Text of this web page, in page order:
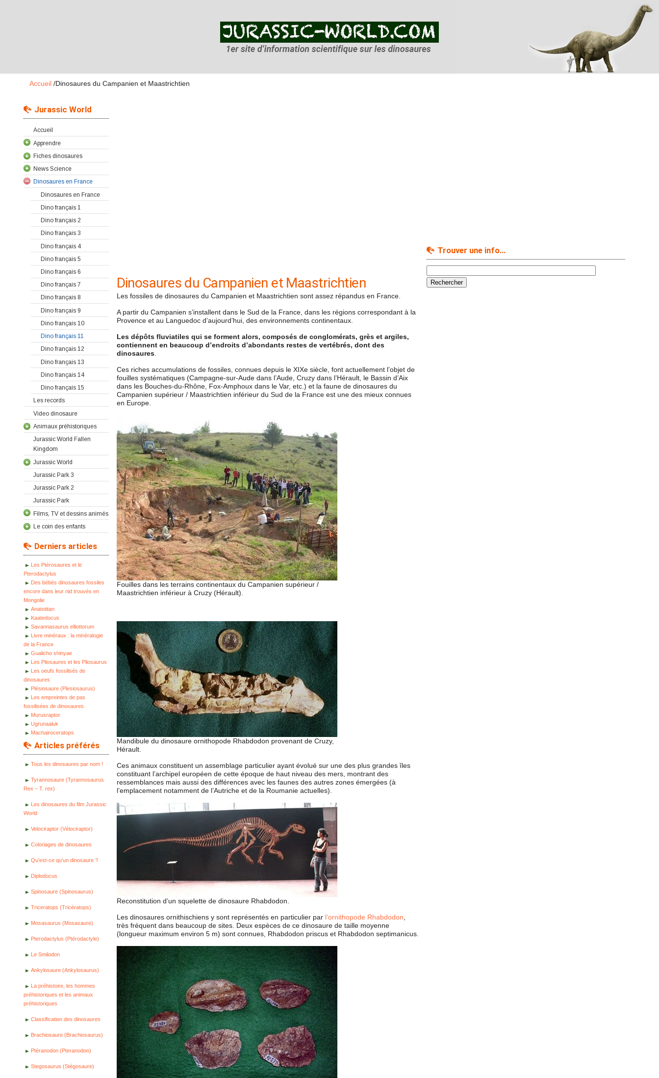
Accueil /Dinosaures du Campanien et Maastrichtien
Jurassic World
Accueil
Apprendre
Fiches dinosaures
News Science
Dinosaures en France
Dinosaures en France
Dino français 1
Dino français 2
Dino français 3
Dino français 4
Dino français 5
Dino français 6
Dino français 7
Dino français 8
Dino français 9
Dino français 10
Dino français 11
Dino français 12
Dino français 13
Dino français 14
Dino français 15
Les records
Video dinosaure
Animaux préhistoriques
Jurassic World Fallen
Kingdom
Jurassic World
Jurassic Park 3
Jurassic Park 2
Jurassic Park
Films, TV et dessins animés
Le coin des enfants
Derniers articles
Les Ptérosaures et le
Pterodactylus
Des bébés dinosaures fossiles
encore dans leur nid trouvés en
Mongolie
Anatotitan
Kaatedocus
Savannasaurus elliottorum
Livre minéraux : la minéralogie
de la France
Gualicho shinyae
Les Pliosaures et les Pliosaurus
Les oeufs fossilisés de
dinosaures
Plésiosaure (Plesiosaurus)
Les empreintes de pas
fossilisées de dinosaures
Murusraptor
Ugrunaaluk
Machairoceratops
Articles préférés
Tous les dinosaures par nom !
Tyrannosaure (Tyrannosaurus
Rex – T. rex)
Les dinosaures du film Jurassic
World
Velociraptor (Vélociraptor)
Coloriages de dinosaures
Qu’est-ce qu’un dinosaure ?
Diplodocus
Spinosaure (Spinosaurus)
Triceratops (Tricératops)
Mosasaurus (Mosasaure)
Pterodactylus (Ptérodactyle)
Le Smilodon
Ankylosaure (Ankylosaurus)
La préhistoire, les hommes
préhistoriques et les animaux
préhistoriques
Classification des dinosaures
Brachiosaure (Brachiosaurus)
Ptéranodon (Pteranodon)
Stegosaurus (Stégosaure)
Dinosaures du Campanien et Maastrichtien
Les fossiles de dinosaures du Campanien et Maastrichtien sont assez répandus en France.
A partir du Campanien s’installent dans le Sud de la France, dans les régions correspondant à la
Provence et au Languedoc d’aujourd’hui, des environnements continentaux.
Les dépôts fluviatiles qui se forment alors, composés de conglomérats, grès et argiles,
contiennent en beaucoup d’endroits d’abondants restes de vertébrés, dont des
dinosaures.
Ces riches accumulations de fossiles, connues depuis le XIXe siècle, font actuellement l’objet de
fouilles systématiques (Campagne-sur-Aude dans l’Aude, Cruzy dans l’Hérault, le Bassin d’Aix
dans les Bouches-du-Rhône, Fox-Amphoux dans le Var, etc.) et la faune de dinosaures du
Campanien supérieur / Maastrichtien inférieur du Sud de la France est une des mieux connues
en Europe.
Fouilles dans les terrains continentaux du Campanien supérieur /
Maastrichtien inférieur à Cruzy (Hérault).
Mandibule du dinosaure ornithopode Rhabdodon provenant de Cruzy,
Hérault.
Ces animaux constituent un assemblage particulier ayant évolué sur une des plus grandes îles
constituant l’archipel européen de cette époque de haut niveau des mers, montrant des
ressemblances mais aussi des différences avec les faunes des autres zones émergées (à
l’emplacement notamment de l’Autriche et de la Roumanie actuelles).
Reconstitution d’un squelette de dinosaure Rhabdodon.
Les dinosaures ornithischiens y sont représentés en particulier par l’ornithopode Rhabdodon
très fréquent dans beaucoup de sites. Deux espèces de ce dinosaure de taille moyenne
(longueur maximum environ 5 m) sont connues, Rhabdodon priscus et Rhabdodon septimanicus.
Trouver une info…